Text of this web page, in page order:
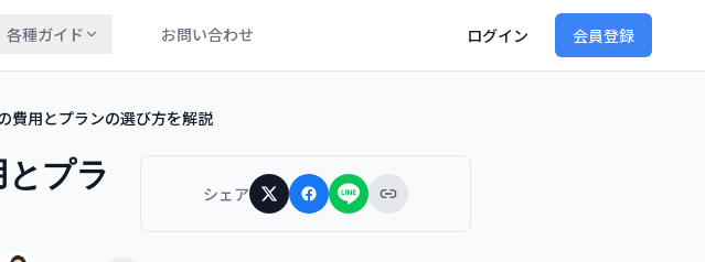
各種ガイド お問い合わせ ログイン 会員登録
費用とプランの選び方を解説
とプラ
シェア